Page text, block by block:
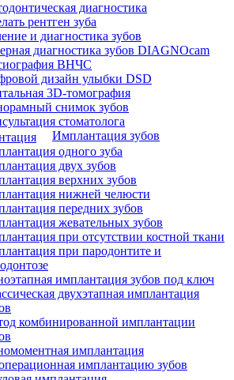
диагностика
рентген зуба
и диагностика зубов
диагностика зубов DIAGNOcam
ВНЧС
дизайн улыбки DSD
3D-томография
снимок зубов
стоматолога
Имплантация зубов
одного зуба
двух зубов
верхних зубов
нижней челюсти
передних зубов
жевательных зубов
при отсутствии костной ткани
при пародонтите и
имплантация зубов под ключ
двухэтапная имплантация
комбинированной имплантации
имплантация
имплантацию зубов